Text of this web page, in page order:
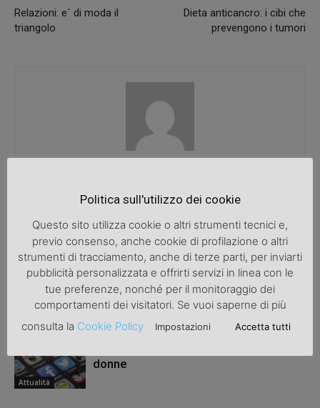
Relazioni: e´ di moda il
triangolo
Dieta anticancro: i cibi che
prevengono i tumori
ARTICOLI CORRELATI ALTRO DALL'AUTORE
Una bicicletta da donna per migliorare
la salute
Attualità
donne
Politica sull'utilizzo dei cookie
Questo sito utilizza cookie o altri strumenti tecnici e,
previo consenso, anche cookie di profilazione o altri
strumenti di tracciamento, anche di terze parti, per inviarti
pubblicità personalizzata e offrirti servizi in linea con le
tue preferenze, nonché per il monitoraggio dei
comportamenti dei visitatori. Se vuoi saperne di più
consulta la Cookie Policy Impostazioni Accetta tutti